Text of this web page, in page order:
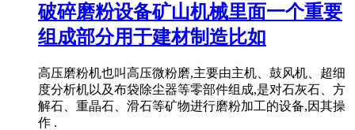
破碎磨粉设备矿山机械里面一个重要
组成部分用于建材制造比如
高压磨粉机也叫高压微粉磨,主要由主机、鼓风机、超细
度分析机以及布袋除尘器等零部件组成,是对石灰石、方
解石、重晶石、滑石等矿物进行磨粉加工的设备,因其操
作 .